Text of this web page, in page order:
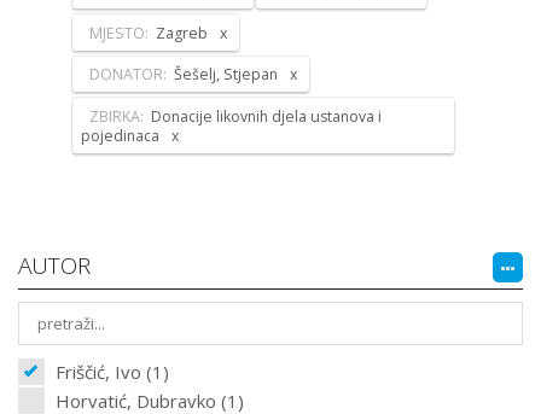
MJESTO: Zagreb
DONATOR: Šešelj, Stjepan
ZBIRKA: Donacije likovnih djela ustanova i
pojedinaca
AUTOR
Friščić, Ivo (1)
Horvatić, Dubravko (1)